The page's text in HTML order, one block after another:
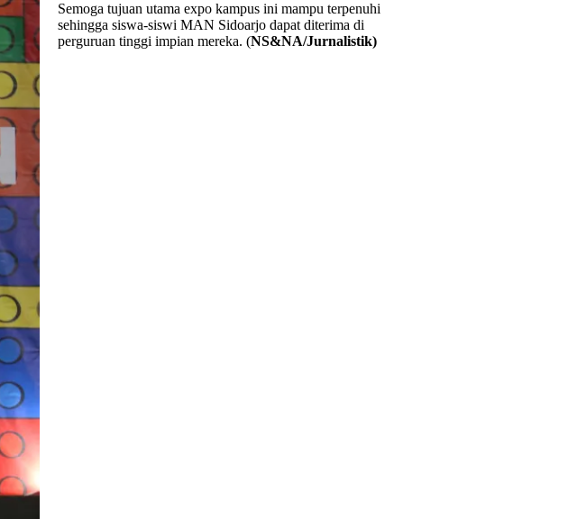
Semoga tujuan utama expo kampus ini mampu terpenuhi
sehingga siswa-siswi MAN Sidoarjo dapat diterima di
perguruan tinggi impian mereka. (NS&NA/Jurnalistik)